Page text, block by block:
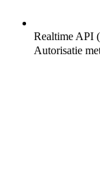
Realtime API
Autorisatie